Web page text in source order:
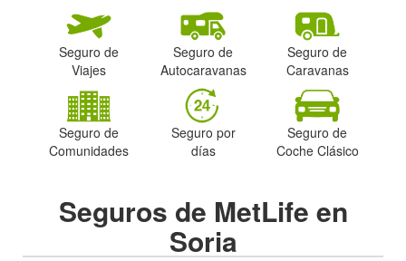
Seguro de
Viajes
Seguro de
Autocaravanas
Seguro de
Caravanas
Seguro de
Comunidades
Seguro por
días
Seguro de
Coche Clásico
Seguros de MetLife en
Soria